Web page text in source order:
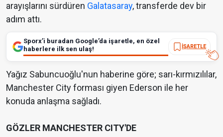
arayışlarını sürdüren Galatasaray, transferde dev bir
adım attı.
Sporx’i buradan Google’da işaretle, en özel
haberlere ilk sen ulaş!
İŞARETLE
Yağız Sabuncuoğlu'nun haberine göre; sarı-kırmızılılar,
Manchester City forması giyen Ederson ile her
konuda anlaşma sağladı.
GÖZLER MANCHESTER CITY'DE